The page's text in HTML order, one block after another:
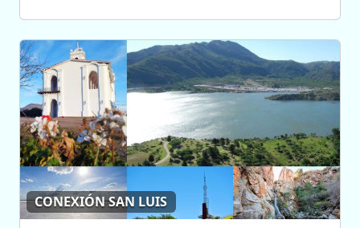
CONEXIÓN SAN LUIS